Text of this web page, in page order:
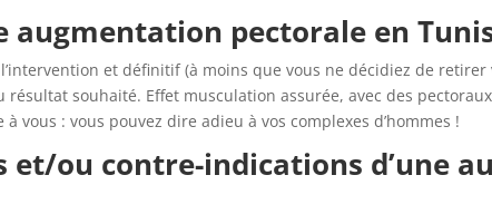
augmentation pectorale en
et définitif (à moins que vous ne décidiez de
souhaité. Effet musculation assurée, avec des
vous : vous pouvez dire adieu à vos complexes d’hommes !
et/ou contre-indications d’une